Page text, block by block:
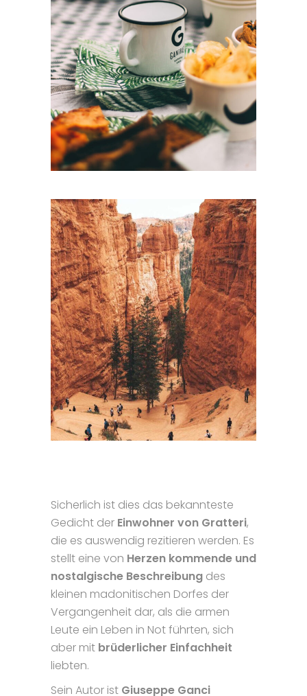
Sicherlich ist dies das bekannteste
Gedicht der Einwohner von Gratteri,
die es auswendig rezitieren werden. Es
stellt eine von Herzen kommende und
nostalgische Beschreibung des
kleinen madonitischen Dorfes der
Vergangenheit dar, als die armen
Leute ein Leben in Not führten, sich
aber mit brüderlicher Einfachheit
liebten.
Sein Autor ist Giuseppe Ganci